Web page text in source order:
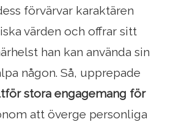
förvärvar karaktären
värden och offrar sitt
han kan använda sin
någon. Så, upprepade
stora engagemang för
att överge personliga